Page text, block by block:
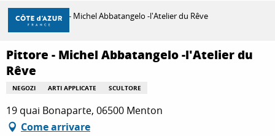
Aller
contenu
principal
SCOPRIRE
PER FARE
Casa Pittore - Michel Abbatangelo -l'Atelier du Rêve
Pittore - Michel Abbatangelo -l'Atelier du
Rêve
NEGOZI ARTI APPLICATE SCULTORE
19 quai Bonaparte, 06500 Menton
Come arrivare